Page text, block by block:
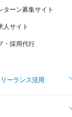
ターン募集サイト
人サイト
・採用代行
ーランス活用